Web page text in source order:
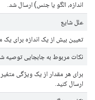
اندازه، الگو یا جنس) ارسال شد.
علل شایع
تعیین بیش از یک اندازه برای یک
نکات مربوط به جابجایی توصیه
برای هر مقدار از یک ویژگی
ارسال کنید.